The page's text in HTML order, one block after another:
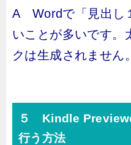
A Wordで「見出し
いことが多いです。
クは生成されません。
５ Kindle
行う方法